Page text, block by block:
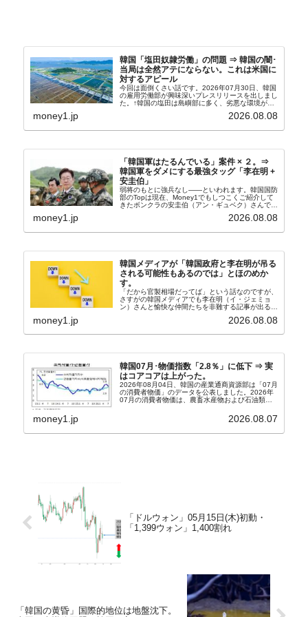
韓国「塩田奴隷労働」の問題 ⇒ 韓国の闇･
当局は全然アテにならない。これは米国に
対するアピール
今回は面倒くさい話です。2026年07月30日、韓国
の雇用労働部が興味深いプレスリリースを出しまし
た。↑韓国の塩田は島嶼部に多く、劣悪な環境が一
たといわれます（後述）。これは、いわゆる「塩田
money1.jp 2026.08.08
「韓国軍はたるんでいる」案件 × ２。⇒
韓国軍をダメにする最強タッグ「李在明 +
安圭伯」
弱将のもとに強兵なし――といわれます。韓国国防
部のTopは現在、Money1でもしつこくご紹介して
きたボンクラの安圭伯（アン・ギュベク）さんで
さんと「韓国初の文官上がり」の国防部長官安圭伯
money1.jp 2026.08.08
韓国メディアが「韓国政府と李在明が吊る
される可能性もあるのでは」とほのめか
す。
「だから官製相場だってば」という話なのですが、
さすがの韓国メディアでも李在明（イ・ジェミョ
ン）さんと愉快な仲間たちを非難する記事が出るよ
『朝鮮日報』に面白い記事が出ています。「東西南
money1.jp 2026.08.08
韓国07月･物価指数「2.8％」に低下 ⇒ 実
はコアコアは上がった。
2026年08月04日、韓国の産業通商資源部は「07月
の消費者物価」のデータを公表しました。2026年
07月の消費者物価は、農畜水産物および石油類の
2.8％上昇（06月は3.2％）となり、上昇率は前...
money1.jp 2026.08.07
「ドルウォン」05月15日(木)初動・
「1,399ウォン」1,400割れ
「韓国の黄昏」国際的地位は地盤沈下。